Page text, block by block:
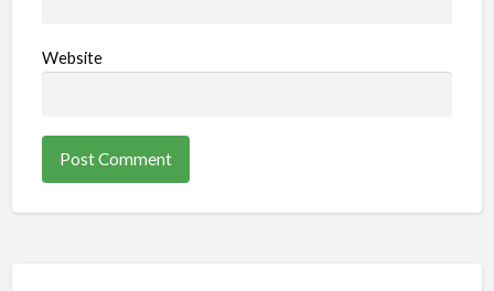
Website